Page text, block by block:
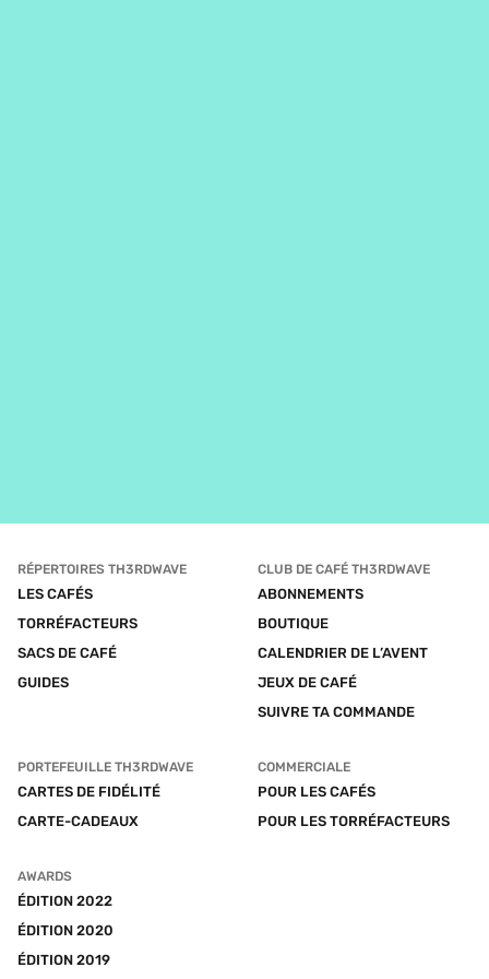
RÉPERTOIRES TH3RDWAVE
LES CAFÉS
TORRÉFACTEURS
SACS DE CAFÉ
GUIDES
CLUB DE CAFÉ TH3RDWAVE
ABONNEMENTS
BOUTIQUE
CALENDRIER DE L’AVENT
JEUX DE CAFÉ
SUIVRE TA COMMANDE
PORTEFEUILLE TH3RDWAVE
CARTES DE FIDÉLITÉ
CARTE-CADEAUX
COMMERCIALE
POUR LES CAFÉS
POUR LES TORRÉFACTEURS
AWARDS
ÉDITION 2022
ÉDITION 2020
ÉDITION 2019